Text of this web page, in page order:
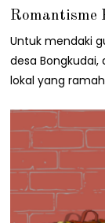
/
8
/
0
1
Romantisme
Untuk mendaki
desa
lokal yang